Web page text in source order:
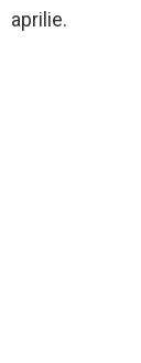
aprilie.